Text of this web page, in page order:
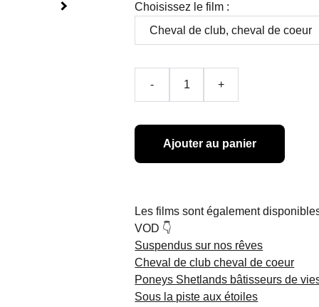
Choisissez le film :
- +
Ajouter au panier
Les films sont également
VOD 👇
Suspendus sur nos rêves
Cheval de club cheval de coeur
Poneys Shetlands bâtisseurs de
Sous la piste aux étoiles